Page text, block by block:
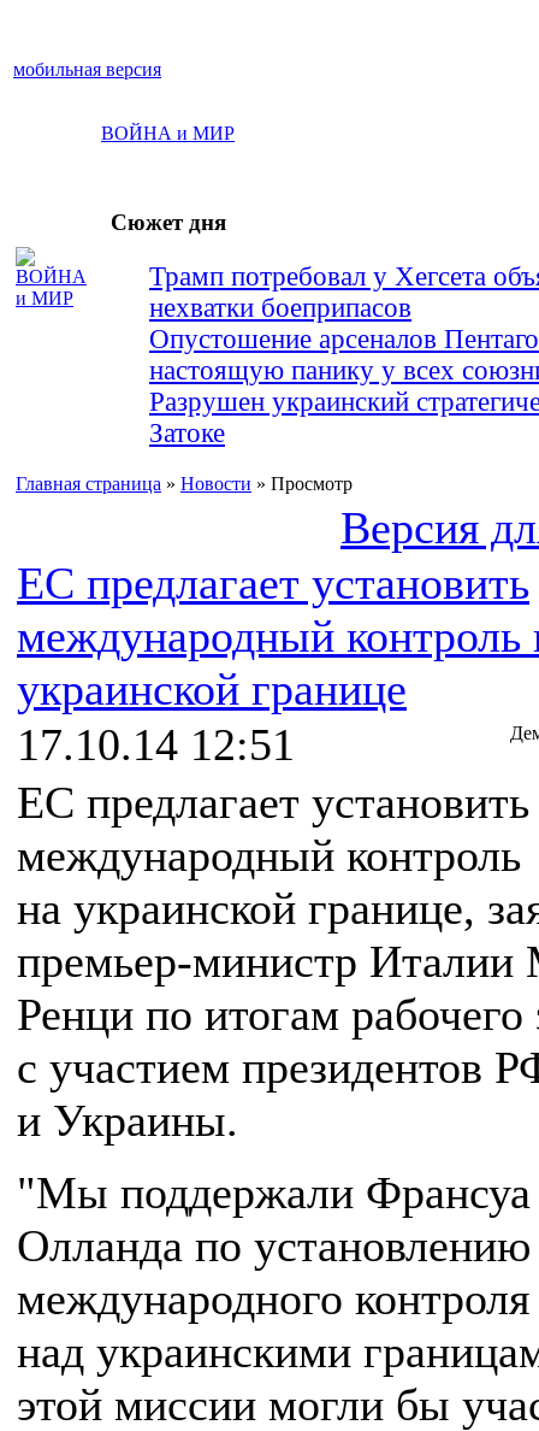
мобильная версия
ВОЙНА и МИР
Сюжет дня
Трамп потребовал у Хегсета
нехватки боеприпасов
Опустошение арсеналов
настоящую панику у всех
Разрушен украинский
Затоке
Главная страница » Новости » Просмотр
Версия
ЕС предлагает установить
международный контроль
украинской границе
17.10.14 12:51
ЕС предлагает установить
международный контроль
на украинской границе,
премьер-министр Италии
Ренци по итогам рабочего
с участием президентов
и Украины.
"Мы поддержали Франсуа
Олланда по установлению
международного контроля
над украинскими
этой миссии могли бы